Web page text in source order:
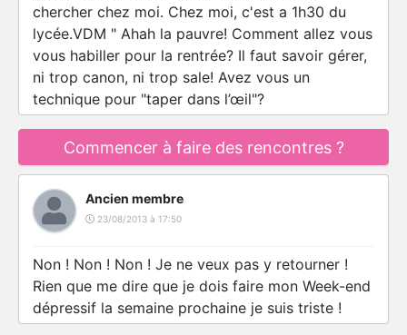
chercher chez moi. Chez moi, c'est a 1h30 du
lycée.VDM " Ahah la pauvre! Comment allez vous
vous habiller pour la rentrée? Il faut savoir gérer,
ni trop canon, ni trop sale! Avez vous un
technique pour "taper dans l’œil"?
Commencer à faire des rencontres ?
Ancien membre
23/08/2013 à 17:50
Non ! Non ! Non ! Je ne veux pas y retourner !
Rien que me dire que je dois faire mon Week-end
dépressif la semaine prochaine je suis triste !